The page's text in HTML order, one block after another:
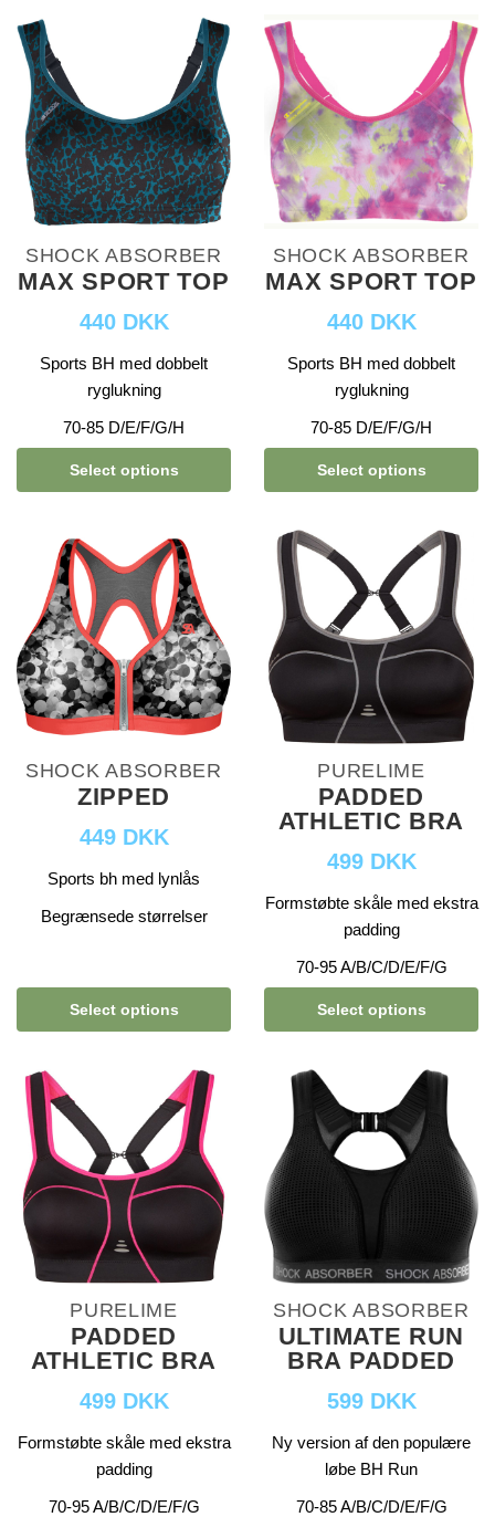
SHOCK ABSORBER
MAX SPORT TOP
440 DKK
Sports BH med dobbelt
ryglukning
70-85 D/E/F/G/H
Select options
SHOCK ABSORBER
MAX SPORT TOP
440 DKK
Sports BH med dobbelt
ryglukning
70-85 D/E/F/G/H
Select options
SHOCK ABSORBER
ZIPPED
449 DKK
Sports bh med lynlås
Begrænsede størrelser
Select options
PURELIME
PADDED
ATHLETIC BRA
499 DKK
Formstøbte skåle med ekstra
padding
70-95 A/B/C/D/E/F/G
Select options
PURELIME
PADDED
ATHLETIC BRA
499 DKK
Formstøbte skåle med ekstra
padding
70-95 A/B/C/D/E/F/G
SHOCK ABSORBER
ULTIMATE RUN
BRA PADDED
599 DKK
Ny version af den populære
løbe BH Run
70-85 A/B/C/D/E/F/G